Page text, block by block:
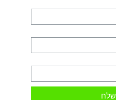
שלח